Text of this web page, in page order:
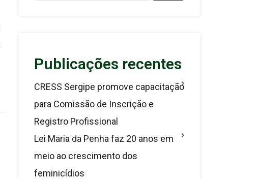
Publicações recentes
CRESS Sergipe promove capacitação
para Comissão de Inscrição e
Registro Profissional
Lei Maria da Penha faz 20 anos em
meio ao crescimento dos
feminicídios